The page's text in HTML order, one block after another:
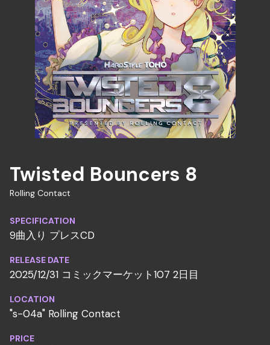
Twisted Bouncers 8
Rolling Contact
SPECIFICATION
9曲入り プレスCD
RELEASE DATE
2025/12/31 コミックマーケット107 2日目
LOCATION
"s-04a" Rolling Contact
PRICE